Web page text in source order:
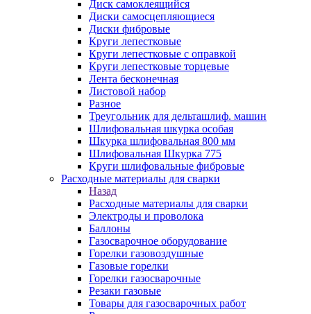
Диск самоклеящийся
Диски самосцепляющиеся
Диски фибровые
Круги лепестковые
Круги лепестковые с оправкой
Круги лепестковые торцевые
Лента бесконечная
Листовой набор
Разное
Треугольник для дельташлиф. машин
Шлифовальная шкурка особая
Шкурка шлифовальная 800 мм
Шлифовальная Шкурка 775
Круги шлифовальные фибровые
Расходные материалы для сварки
Назад
Расходные материалы для сварки
Электроды и проволока
Баллоны
Газосварочное оборудование
Горелки газовоздушные
Газовые горелки
Горелки газосварочные
Резаки газовые
Товары для газосварочных работ